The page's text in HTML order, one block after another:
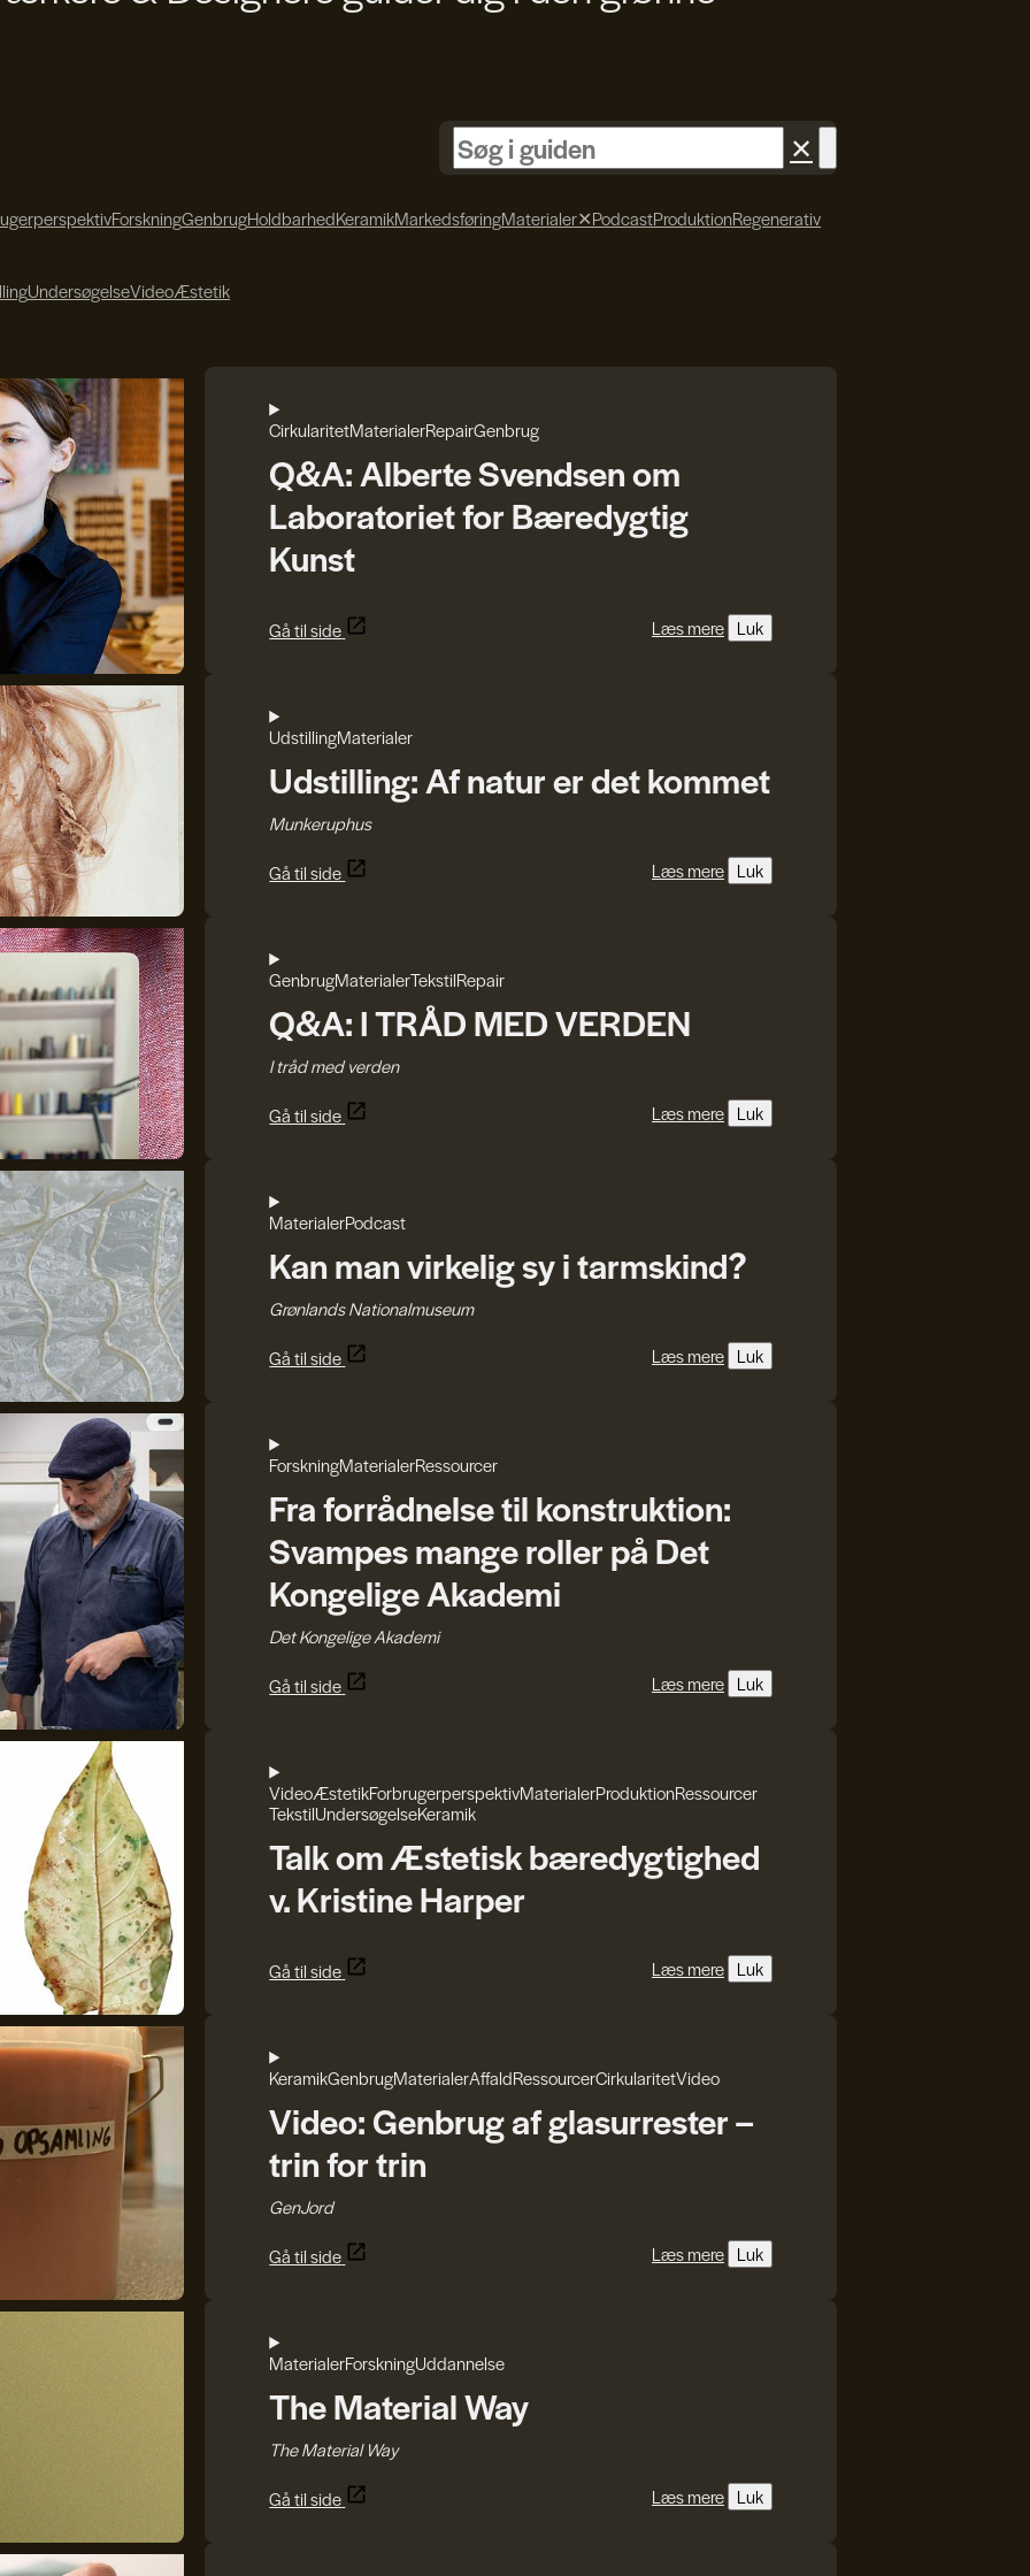
✕
ForskningGenbrugHoldbarhedKeramikMarkedsføringMaterialer✕PodcastProduktionRegenerativ
UndersøgelseVideoÆstetik
CirkularitetMaterialerRepairGenbrug
Q&A: Alberte Svendsen om
Laboratoriet for Bæredygtig
Kunst
Gå til side Læs mere Luk
UdstillingMaterialer
Udstilling: Af natur er det kommet
Munkeruphus
Gå til side
Læs mere Luk
GenbrugMaterialerTekstilRepair
Q&A: I TRÅD MED VERDEN
I tråd med verden
Gå til side
Læs mere Luk
MaterialerPodcast
Kan man virkelig sy i tarmskind?
Grønlands Nationalmuseum
Gå til side
Læs mere Luk
ForskningMaterialerRessourcer
Fra forrådnelse til konstruktion:
Svampes mange roller på Det
Kongelige Akademi
Det Kongelige Akademi
Gå til side
Læs mere Luk
VideoÆstetikForbrugerperspektivMaterialerProduktionRessourcer
TekstilUndersøgelseKeramik
Talk om Æstetisk bæredygtighed
v. Kristine Harper
Gå til side Læs mere Luk
KeramikGenbrugMaterialerAffaldRessourcerCirkularitetVideo
Video: Genbrug af glasurrester –
trin for trin
GenJord
Gå til side
Læs mere Luk
MaterialerForskningUddannelse
The Material Way
The Material Way
Gå til side
Læs mere Luk